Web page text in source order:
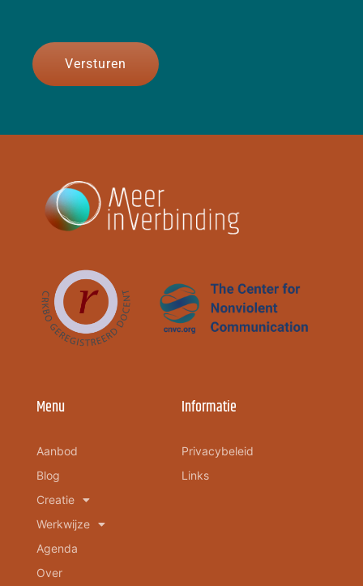
Menu
Aanbod
Blog
Creatie
Werkwijze
Agenda
Over
Informatie
Privacybeleid
Links